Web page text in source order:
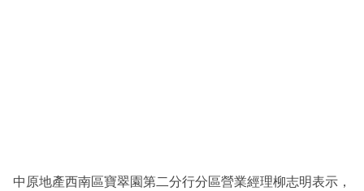
區
中原地產西南區寶翠園第二分行分區營業經理柳志明表示，